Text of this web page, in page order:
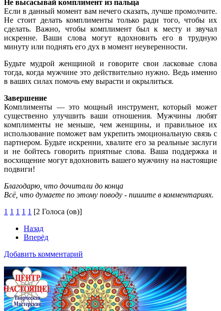
Не высасывай комплимент из пальца
Если в данный момент вам нечего сказать, лучше промолчите.
Не стоит делать комплименты только ради того, чтобы их
сделать. Важно, чтобы комплимент был к месту и звучал
искренне. Ваши слова могут вдохновить его в трудную
минуту или поднять его дух в момент неуверенности.
Будьте мудрой женщиной и говорите свои ласковые слова
тогда, когда мужчине это действительно нужно. Ведь именно
в ваших силах помочь ему вырасти и окрылиться.
Завершение
Комплименты — это мощный инструмент, который может
существенно улучшить ваши отношения. Мужчины любят
комплименты не меньше, чем женщины, и правильное их
использование поможет вам укрепить эмоциональную связь с
партнером. Будьте искренни, хвалите его за реальные заслуги
и не бойтесь говорить приятные слова. Ваша поддержка и
восхищение могут вдохновить вашего мужчину на настоящие
подвиги!
Благодарю, что дочитали до конца
Всё, что думаете по этому поводу - пишите в комментариях.
1 1 1 1 1 [2 Голоса (ов)]
Назад
Вперёд
Добавить комментарий